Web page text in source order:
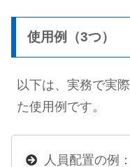
使用例（3つ）
以下は、実務で実
た使用例です。
人員配置の例